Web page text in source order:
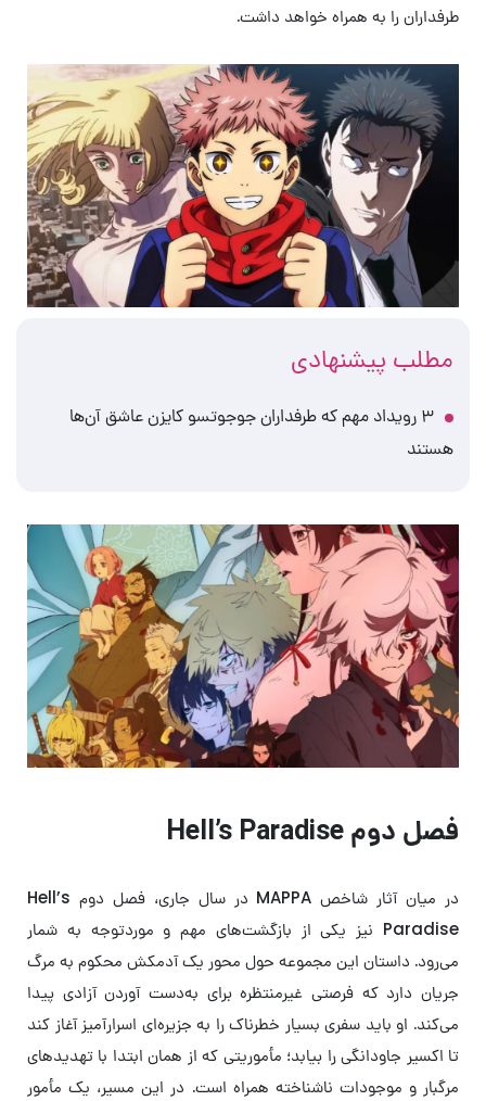
طرفداران را به همراه خواهد داشت.
مطلب پیشنهادی
۳ رویداد مهم که طرفداران جوجوتسو کایزن عاشق آن‌ها
هستند
فصل دوم Hell’s Paradise
در میان آثار شاخص MAPPA در سال جاری، فصل دوم Hell’s
Paradise نیز یکی از بازگشت‌های مهم و موردتوجه به شمار
می‌رود. داستان این مجموعه حول محور یک آدمکش محکوم به مرگ
جریان دارد که فرصتی غیرمنتظره برای به‌دست آوردن آزادی پیدا
می‌کند. او باید سفری بسیار خطرناک را به جزیره‌ای اسرارآمیز آغاز کند
تا اکسیر جاودانگی را بیابد؛ مأموریتی که از همان ابتدا با تهدیدهای
مرگبار و موجودات ناشناخته همراه است. در این مسیر، یک مأمور